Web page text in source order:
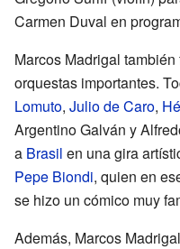
Carmen Duval en
Marcos Madrigal
orquestas importantes.
Lomuto, Julio de Caro,
Argentino Galván y
a Brasil en una gira
Pepe Biondi, quien en
se hizo un cómico muy
Además, Marcos